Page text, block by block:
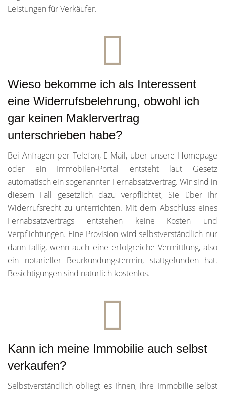
Leistungen für Verkäufer.
Wieso bekomme ich als Interessent
eine Widerrufsbelehrung, obwohl ich
gar keinen Maklervertrag
unterschrieben habe?
Bei Anfragen per Telefon, E-Mail, über unsere Homepage
oder ein Immobilen-Portal entsteht laut Gesetz
automatisch ein sogenannter Fernabsatzvertrag. Wir sind in
diesem Fall gesetzlich dazu verpflichtet, Sie über Ihr
Widerrufsrecht zu unterrichten. Mit dem Abschluss eines
Fernabsatzvertrags entstehen keine Kosten und
Verpflichtungen. Eine Provision wird selbstverständlich nur
dann fällig, wenn auch eine erfolgreiche Vermittlung, also
ein notarieller Beurkundungstermin, stattgefunden hat.
Besichtigungen sind natürlich kostenlos.
Kann ich meine Immobilie auch selbst
verkaufen?
Selbstverständlich obliegt es Ihnen, Ihre Immobilie selbst